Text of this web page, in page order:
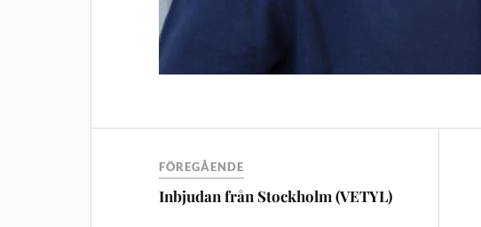
FÖREGÅENDE
Inbjudan från Stockholm (VETYL)